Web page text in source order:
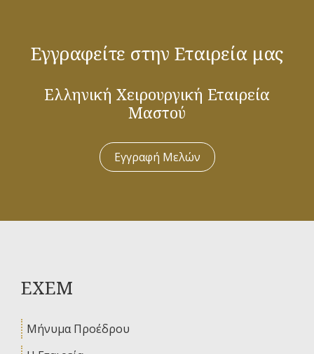
Εγγραφείτε στην Εταιρεία μας
Ελληνική Χειρουργική Εταιρεία
Μαστού
Εγγραφή Μελών
ΕΧΕΜ
Μήνυμα Προέδρου